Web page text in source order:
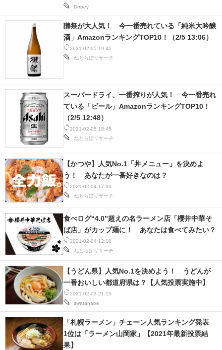
Dopey
2021-02-05 19:45
ねとらぼリサーチ
獺祭が大人気！ 今一番売れている「純米大吟醸
酒」AmazonランキングTOP10！（2/5 13:06）
2021-02-05 18:45
ねとらぼリサーチ
スーパードライ、一番搾りが人気！ 今一番売れ
ている「ビール」AmazonランキングTOP10！
（2/5 12:48）
2021-02-04 17:30
ねとらぼリサーチ
【かつや】人気No.1「丼メニュー」を決めよ
う！ あなたが一番好きなのは？
2021-02-04 12:10
ねとらぼリサーチ
食べログ“4.0”超えの名ラーメン店「櫻井中華そ
ば店」がカップ麺に！ あなたは食べてみたい？
2021-02-03 21:15
swatanabe
【うどん県】人気No.1を決めよう！ うどんが
一番おいしい都道府県は？【人気投票実施中】
「札幌ラーメン」チェーン人気ランキング発表
1位は「ラーメン山岡家」【2021年最新投票結
果】